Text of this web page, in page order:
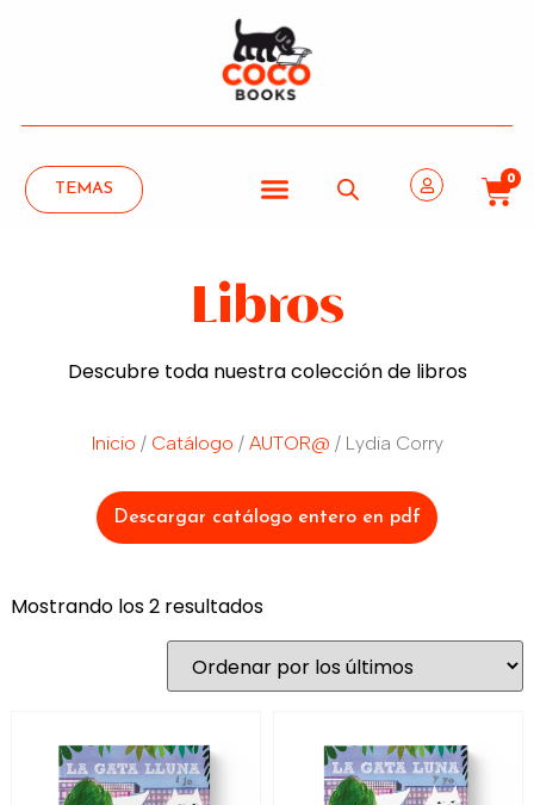
TEMAS
0
Libros
Descubre toda nuestra colección de libros
Inicio / Catálogo / AUTOR@ / Lydia Corry
Descargar catálogo entero en pdf
Mostrando los 2 resultados